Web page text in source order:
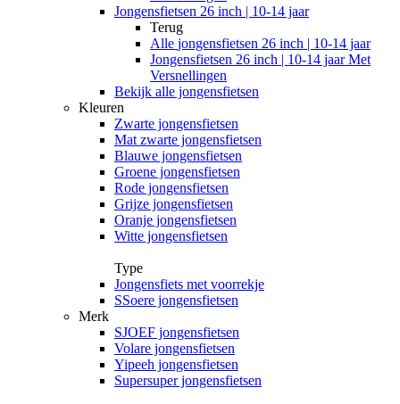
Jongensfietsen 26 inch | 10-14 jaar
Terug
Alle jongensfietsen 26 inch | 10-14 jaar
Jongensfietsen 26 inch | 10-14 jaar Met
Versnellingen
Bekijk alle jongensfietsen
Kleuren
Zwarte jongensfietsen
Mat zwarte jongensfietsen
Blauwe jongensfietsen
Groene jongensfietsen
Rode jongensfietsen
Grijze jongensfietsen
Oranje jongensfietsen
Witte jongensfietsen
Type
Jongensfiets met voorrekje
SSoere jongensfietsen
Merk
SJOEF jongensfietsen
Volare jongensfietsen
Yipeeh jongensfietsen
Supersuper jongensfietsen